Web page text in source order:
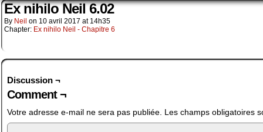
Ex nihilo Neil 6.02
By Neil on 10 avril 2017 at 14h35
Chapter: Ex nihilo Neil - Chapitre 6
Discussion ¬
Comment ¬
Votre adresse e-mail ne sera pas publiée. Les champs obligatoires